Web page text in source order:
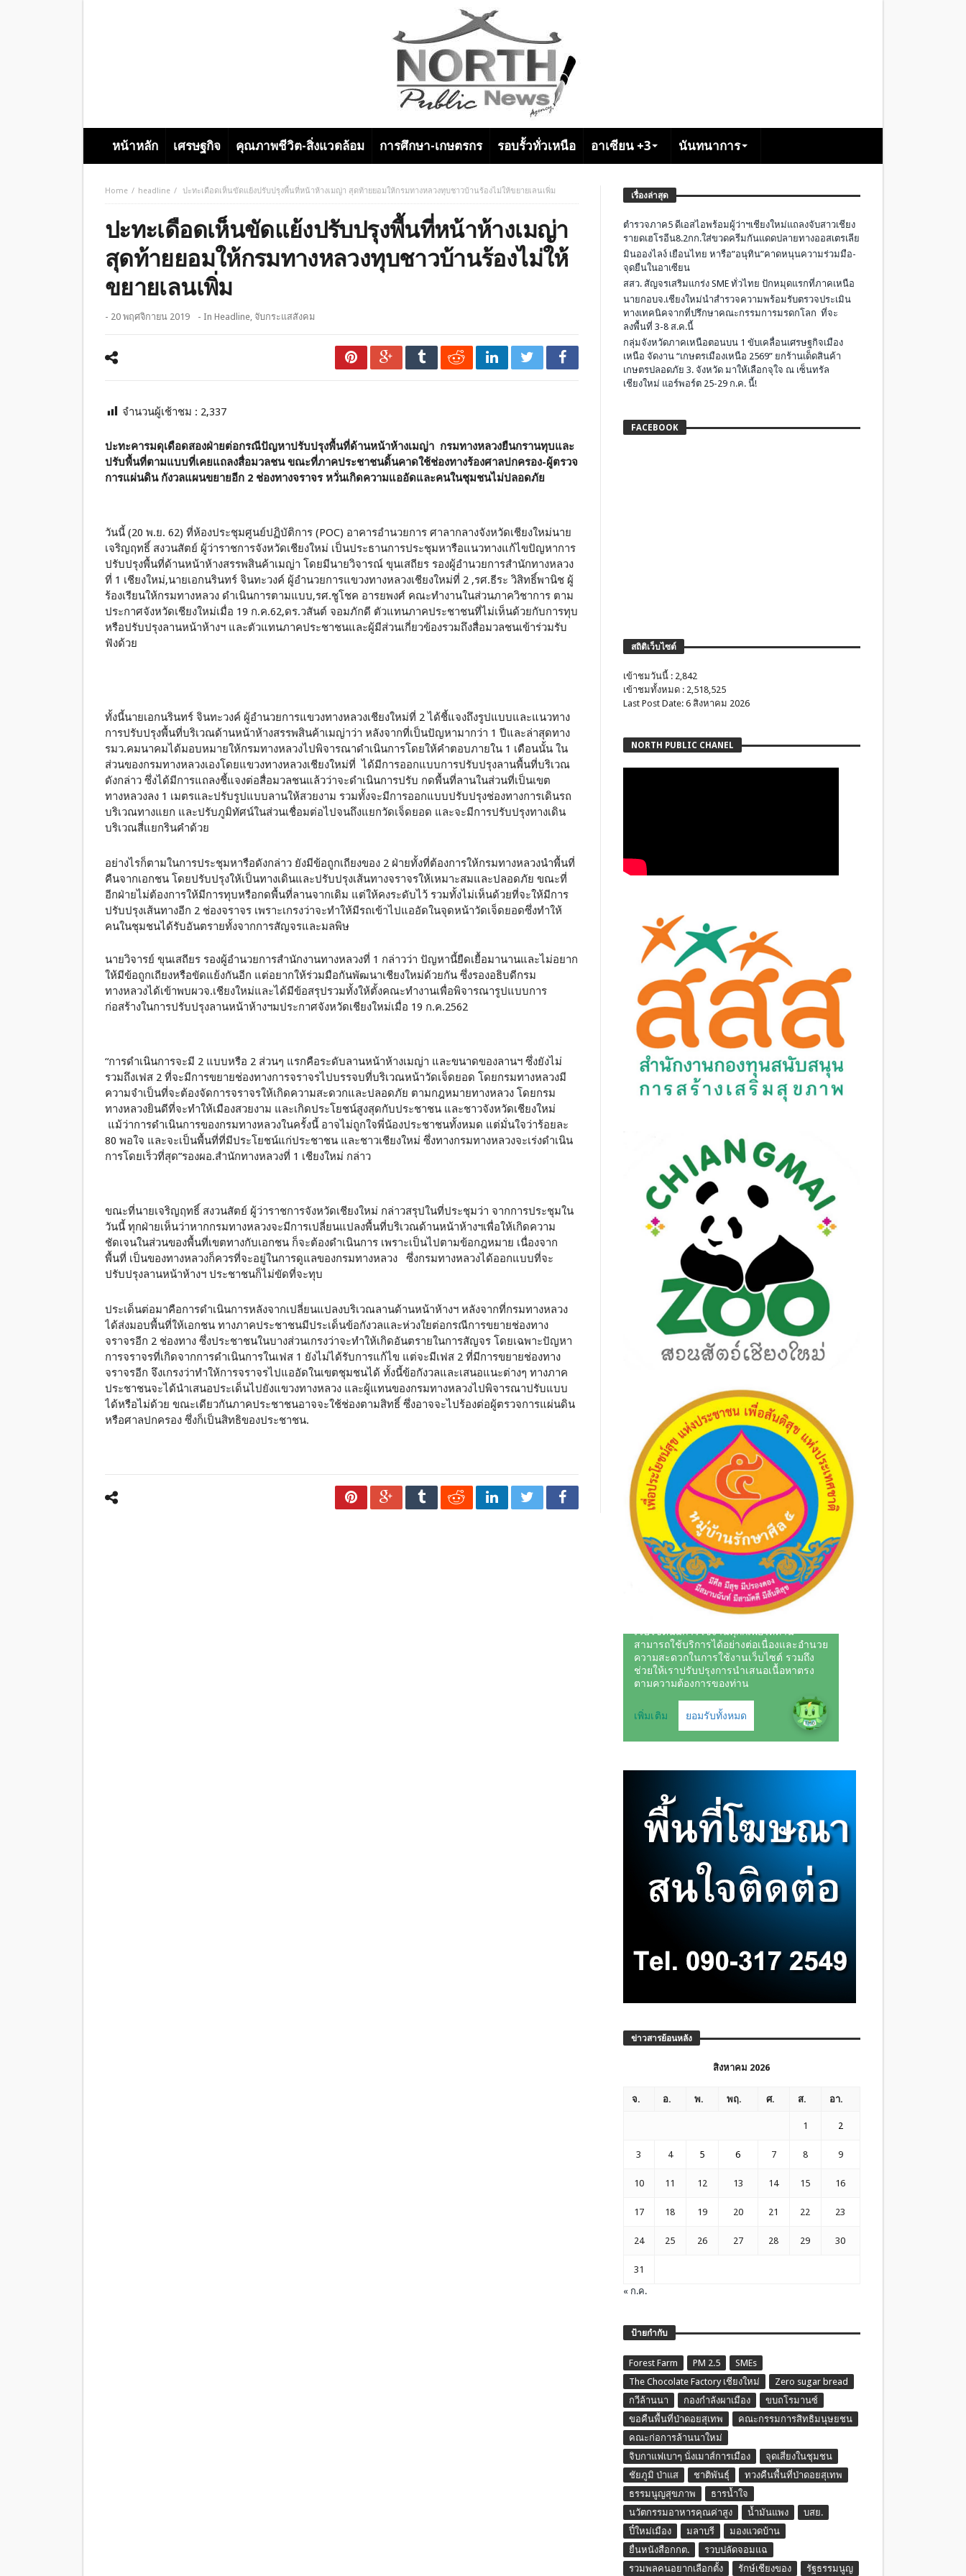
หน้าหลัก เศรษฐกิจ คุณภาพชีวิต-สิ่งแวดล้อม การศึกษา-เกษตรกร รอบรั้วทั่วเหนือ อาเซียน +3 นันทนาการ
Home headline ปะทะเดือดเห็นขัดแย้งปรับปรุงพื้นที่หน้าห้างเมญ่า สุดท้ายยอมให้กรมทางหลวงทุบชาวบ้านร้องไม่ให้ขยายเลนเพิ่ม
ปะทะเดือดเห็นขัดแย้งปรับปรุงพื้นที่หน้าห้างเมญ่า
สุดท้ายยอมให้กรมทางหลวงทุบชาวบ้านร้องไม่ให้
ขยายเลนเพิ่ม
- 20 พฤศจิกายน 2019 - In Headline, จับกระแสสังคม
จำนวนผู้เช้าชม : 2,337
ปะทะคารมดุเดือดสองฝ่ายต่อกรณีปัญหาปรับปรุงพื้นที่ด้านหน้าห้างเมญ่า กรมทางหลวงยืนกรานทุบและ
ปรับพื้นที่ตามแบบที่เคยแถลงสื่อมวลชน ขณะที่ภาคประชาชนดิ้นคาดใช้ช่องทางร้องศาลปกครอง-ผู้ตรวจ
การแผ่นดิน กังวลแผนขยายอีก 2 ช่องทางจราจร หวั่นเกิดความแออัดและคนในชุมชนไม่ปลอดภัย
วันนี้ (20 พ.ย. 62) ที่ห้องประชุมศูนย์ปฏิบัติการ (POC) อาคารอำนวยการ ศาลากลางจังหวัดเชียงใหม่นาย
เจริญฤทธิ์ สงวนสัตย์ ผู้ว่าราชการจังหวัดเชียงใหม่ เป็นประธานการประชุมหารือแนวทางแก้ไขปัญหาการ
ปรับปรุงพื้นที่ด้านหน้าห้างสรรพสินค้าเมญ่า โดยมีนายวิจารณ์ ขุนเสถียร รองผู้อำนวยการสำนักทางหลวง
ที่ 1 เชียงใหม่,นายเอกนรินทร์ จินทะวงค์ ผู้อำนวยการแขวงทางหลวงเชียงใหม่ที่ 2 ,รศ.ธีระ วิสิทธิ์พานิช ผู้
ร้องเรียนให้กรมทางหลวง ดำเนินการตามแบบ,รศ.ชูโชค อารยพงศ์ คณะทำงานในส่วนภาควิชาการ ตาม
ประกาศจังหวัดเชียงใหม่เมื่อ 19 ก.ค.62,ดร.วสันต์ จอมภักดี ตัวแทนภาคประชาชนที่ไม่เห็นด้วยกับการทุบ
หรือปรับปรุงลานหน้าห้างฯ และตัวแทนภาคประชาชนและผู้มีส่วนเกี่ยวข้องรวมถึงสื่อมวลชนเข้าร่วมรับ
ฟังด้วย
ทั้งนี้นายเอกนรินทร์ จินทะวงค์ ผู้อำนวยการแขวงทางหลวงเชียงใหม่ที่ 2 ได้ชี้แจงถึงรูปแบบและแนวทาง
การปรับปรุงพื้นที่บริเวณด้านหน้าห้างสรรพสินค้าเมญ่าว่า หลังจากที่เป็นปัญหามากว่า 1 ปีและล่าสุดทาง
รมว.คมนาคมได้มอบหมายให้กรมทางหลวงไปพิจารณาดำเนินการโดยให้คำตอบภายใน 1 เดือนนั้น ใน
ส่วนของกรมทางหลวงเองโดยแขวงทางหลวงเชียงใหม่ที่ ได้มีการออกแบบการปรับปรุงลานพื้นที่บริเวณ
ดังกล่าว ซึ่งได้มีการแถลงชี้แจงต่อสื่อมวลชนแล้วว่าจะดำเนินการปรับ กดพื้นที่ลานในส่วนที่เป็นเขต
ทางหลวงลง 1 เมตรและปรับรูปแบบลานให้สวยงาม รวมทั้งจะมีการออกแบบปรับปรุงช่องทางการเดินรถ
บริเวณทางแยก และปรับภูมิทัศน์ในส่วนเชื่อมต่อไปจนถึงแยกวัดเจ็ดยอด และจะมีการปรับปรุงทางเดิน
บริเวณสี่แยกรินคำด้วย
อย่างไรก็ตามในการประชุมหารือดังกล่าว ยังมีข้อถูกเถียงของ 2 ฝ่ายทั้งที่ต้องการให้กรมทางหลวงนำพื้นที่
คืนจากเอกชน โดยปรับปรุงให้เป็นทางเดินและปรับปรุงเส้นทางจราจรให้เหมาะสมและปลอดภัย ขณะที่
อีกฝ่ายไม่ต้องการให้มีการทุบหรือกดพื้นที่ลานจากเดิม แต่ให้คงระดับไว้ รวมทั้งไม่เห็นด้วยที่จะให้มีการ
ปรับปรุงเส้นทางอีก 2 ช่องจราจร เพราะเกรงว่าจะทำให้มีรถเข้าไปแออัดในจุดหน้าวัดเจ็ดยอดซึ่งทำให้
คนในชุมชนได้รับอันตรายทั้งจากการสัญจรและมลพิษ
นายวิจารย์ ขุนเสถียร รองผู้อำนวยการสำนักงานทางหลวงที่ 1 กล่าวว่า ปัญหานี้ยืดเยื้อมานานและไม่อยาก
ให้มีข้อถูกเถียงหรือขัดแย้งกันอีก แต่อยากให้ร่วมมือกันพัฒนาเชียงใหม่ด้วยกัน ซึ่งรองอธิบดีกรม
ทางหลวงได้เข้าพบผวจ.เชียงใหม่และได้มีข้อสรุปรวมทั้งให้ตั้งคณะทำงานเพื่อพิจารณารูปแบบการ
ก่อสร้างในการปรับปรุงลานหน้าห้างฯมประกาศจังหวัดเชียงใหม่เมื่อ 19 ก.ค.2562
“การดำเนินการจะมี 2 แบบหรือ 2 ส่วนๆ แรกคือระดับลานหน้าห้างเมญ่า และขนาดของลานฯ ซึ่งยังไม่
รวมถึงเฟส 2 ที่จะมีการขยายช่องทางการจราจรไปบรรจบที่บริเวณหน้าวัดเจ็ดยอด โดยกรมทางหลวงมี
ความจำเป็นที่จะต้องจัดการจราจรให้เกิดความสะดวกและปลอดภัย ตามกฎหมายทางหลวง โดยกรม
ทางหลวงยินดีที่จะทำให้เมืองสวยงาม และเกิดประโยชน์สูงสุดกับประชาชน และชาวจังหวัดเชียงใหม่
แม้ว่าการดำเนินการของกรมทางหลวงในครั้งนี้ อาจไม่ถูกใจพี่น้องประชาชนทั้งหมด แต่มั่นใจว่าร้อยละ
80 พอใจ และจะเป็นพื้นที่ที่มีประโยชน์แก่ประชาชน และชาวเชียงใหม่ ซึ่งทางกรมทางหลวงจะเร่งดำเนิน
การโดยเร็วที่สุด”รองผอ.สำนักทางหลวงที่ 1 เชียงใหม่ กล่าว
ขณะที่นายเจริญฤทธิ์ สงวนสัตย์ ผู้ว่าราชการจังหวัดเชียงใหม่ กล่าวสรุปในที่ประชุมว่า จากการประชุมใน
วันนี้ ทุกฝ่ายเห็นว่าหากกรมทางหลวงจะมีการเปลี่ยนแปลงพื้นที่บริเวณด้านหน้าห้างฯเพื่อให้เกิดความ
ชัดเจนในส่วนของพื้นที่เขตทางกับเอกชน ก็จะต้องดำเนินการ เพราะเป็นไปตามข้อกฎหมาย เนื่องจาก
พื้นที่ เป็นของทางหลวงก็ควรที่จะอยู่ในการดูแลของกรมทางหลวง ซึ่งกรมทางหลวงได้ออกแบบที่จะ
ปรับปรุงลานหน้าห้างฯ ประชาชนก็ไม่ขัดที่จะทุบ
ประเด็นต่อมาคือการดำเนินการหลังจากเปลี่ยนแปลงบริเวณลานด้านหน้าห้างฯ หลังจากที่กรมทางหลวง
ได้ส่งมอบพื้นที่ให้เอกชน ทางภาคประชาชนมีประเด็นข้อกังวลและห่วงใยต่อกรณีการขยายช่องทาง
จราจรอีก 2 ช่องทาง ซึ่งประชาชนในบางส่วนเกรงว่าจะทำให้เกิดอันตรายในการสัญจร โดยเฉพาะปัญหา
การจราจรที่เกิดจากการดำเนินการในเฟส 1 ยังไม่ได้รับการแก้ไข แต่จะมีเฟส 2 ที่มีการขยายช่องทาง
จราจรอีก จึงเกรงว่าทำให้การจราจรไปแออัดในเขตชุมชนได้ ทั้งนี้ข้อกังวลและเสนอแนะต่างๆ ทางภาค
ประชาชนจะได้นำเสนอประเด็นไปยังแขวงทางหลวง และผู้แทนของกรมทางหลวงไปพิจารณาปรับแบบ
ได้หรือไม่ด้วย ขณะเดียวกันภาคประชาชนอาจจะใช้ช่องตามสิทธิ์ ซึ่งอาจจะไปร้องต่อผู้ตรวจการแผ่นดิน
หรือศาลปกครอง ซึ่งก็เป็นสิทธิของประชาชน.
เรื่องล่าสุด
ตำรวจภาค5 ดีเอสไอพร้อมผู้ว่าฯเชียงใหม่แถลงจับสาวเชียง
รายดเฮโรอีน8.2กก.ใส่ขวดครีมกันแดดปลายทางออสเตรเลีย
มินอองไลง์ เยือนไทย หารือ”อนุทิน”คาดหนุนความร่วมมือ-
จุดยืนในอาเซียน
สสว. สัญจรเสริมแกร่ง SME ทั่วไทย ปักหมุดแรกที่ภาคเหนือ
นายกอบจ.เชียงใหม่นำสำรวจความพร้อมรับตรวจประเมิน
ทางเทคนิคจากที่ปรึกษาคณะกรรมการมรดกโลก ที่จะ
ลงพื้นที่ 3-8 ส.ค.นี้
กลุ่มจังหวัดภาคเหนือตอนบน 1 ขับเคลื่อนเศรษฐกิจเมือง
เหนือ จัดงาน “เกษตรเมืองเหนือ 2569” ยกร้านเด็ดสินค้า
เกษตรปลอดภัย 3. จังหวัด มาให้เลือกจุใจ ณ เซ็นทรัล
เชียงใหม่ แอร์พอร์ต 25-29 ก.ค. นี้!
FACEBOOK
สถิติเว็บไซต์
เข้าชมวันนี้ : 2,842
เข้าชมทั้งหมด : 2,518,525
Last Post Date: 6 สิงหาคม 2026
NORTH PUBLIC CHANEL
ข่าวสารย้อนหลัง
สิงหาคม 2026
จ. อ. พ. พฤ. ศ. ส. อา.
1 2
3 4 5 6 7 8 9
10 11 12 13 14 15 16
17 18 19 20 21 22 23
24 25 26 27 28 29 30
31
« ก.ค.
ป้ายกำกับ
Forest Farm PM 2.5
SMEs
The Chocolate Factory เชียงใหม่
Zero sugar bread
กวีล้านนา
กองกำลังผาเมือง
ขบถโรมานซ์
ขอคืนพื้นที่ป่าดอยสุเทพ
คณะกรรมการสิทธิมนุษยชน
คณะก่อการล้านนาใหม่
จิบกาแฟเบาๆ นั่งเมาส์การเมือง
จุดเสี่ยงในชุมชน
ชัยภูมิ ป่าแส
ชาติพันธุ์
ทวงคืนพื้นที่ป่าดอยสุเทพ
ธรรมนูญสุขภาพ
ธารน้ำใจ
นวัตกรรมอาหารคุณค่าสูง
น้ำมันแพง
บสย.
ปี๋ใหม่เมือง
มลาบรี
มองแวดบ้าน
ยื่นหนังสือกกต.
รวบปลัดจอมแฉ
รวมพลคนอยากเลือกตั้ง
รักษ์เชียงของ รัฐธรรมนูญ